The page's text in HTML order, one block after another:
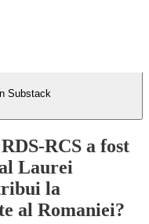
Substack
RCS a fost
Laurei
la
al Romaniei?